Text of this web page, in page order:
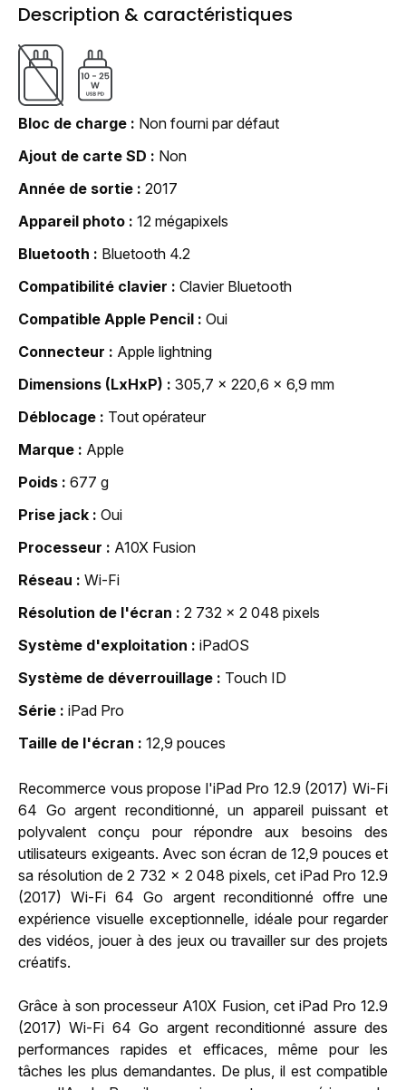
Description & caractéristiques
Bloc de charge
Non fourni par défaut
Ajout de carte SD
Non
Année de sortie
2017
Appareil photo
12 mégapixels
Bluetooth
Bluetooth 4.2
Compatibilité clavier
Clavier Bluetooth
Compatible Apple Pencil
Oui
Connecteur
Apple lightning
Dimensions (LxHxP)
305,7 x 220,6 x 6,9 mm
Déblocage
Tout opérateur
Marque
Apple
Poids
677 g
Prise jack
Oui
Processeur
A10X Fusion
Réseau
Wi-Fi
Résolution de l'écran
2 732 x 2 048 pixels
Système d'exploitation
iPadOS
Système de déverrouillage
Touch ID
Série
iPad Pro
Taille de l'écran
12,9 pouces
Recommerce vous propose l'iPad Pro 12.9 (2017) Wi-Fi
64 Go argent reconditionné, un appareil puissant et
polyvalent conçu pour répondre aux besoins des
utilisateurs exigeants. Avec son écran de 12,9 pouces et
sa résolution de 2 732 x 2 048 pixels, cet iPad Pro 12.9
(2017) Wi-Fi 64 Go argent reconditionné offre une
expérience visuelle exceptionnelle, idéale pour regarder
des vidéos, jouer à des jeux ou travailler sur des projets
créatifs.
Grâce à son processeur A10X Fusion, cet iPad Pro 12.9
(2017) Wi-Fi 64 Go argent reconditionné assure des
performances rapides et efficaces, même pour les
tâches les plus demandantes. De plus, il est compatible